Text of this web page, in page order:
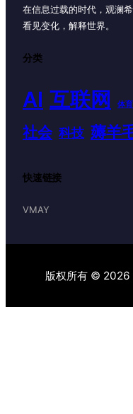
在信息过载的时代，观澜
看见变化，解释世界。
分类
AI 互联网 体育
社会 科技 薅羊
快速链接
VMAY
版权所有 © 2026